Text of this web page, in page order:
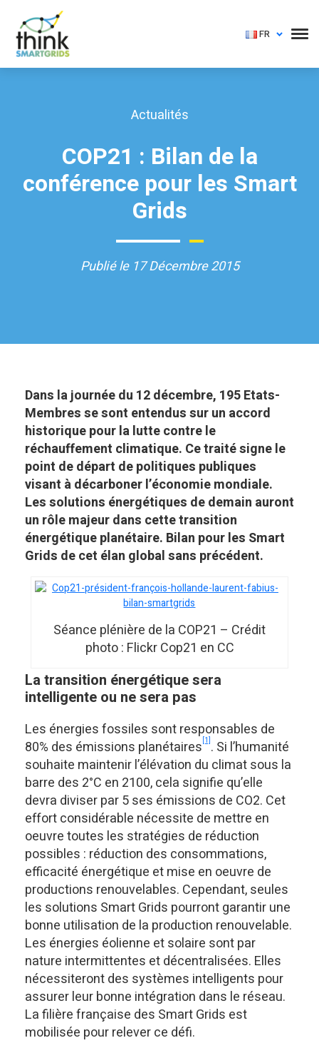
FR
Actualités
COP21 : Bilan de la
conférence pour les Smart
Grids
Publié le 17 Décembre 2015
Dans la journée du 12 décembre, 195 Etats-
Membres se sont entendus sur un accord
historique pour la lutte contre le
réchauffement climatique. Ce traité signe le
point de départ de politiques publiques
visant à décarboner l’économie mondiale.
Les solutions énergétiques de demain auront
un rôle majeur dans cette transition
énergétique planétaire. Bilan pour les Smart
Grids de cet élan global sans précédent.
Séance plénière de la COP21 – Crédit
photo : Flickr Cop21 en CC
La transition énergétique sera
intelligente ou ne sera pas
Les énergies fossiles sont responsables de
80% des émissions planétaires [1] . Si l’humanité
souhaite maintenir l’élévation du climat sous la
barre des 2°C en 2100, cela signifie qu’elle
devra diviser par 5 ses émissions de CO2. Cet
effort considérable nécessite de mettre en
oeuvre toutes les stratégies de réduction
possibles : réduction des consommations,
efficacité énergétique et mise en oeuvre de
productions renouvelables. Cependant, seules
les solutions Smart Grids pourront garantir une
bonne utilisation de la production renouvelable.
Les énergies éolienne et solaire sont par
nature intermittentes et décentralisées. Elles
nécessiteront des systèmes intelligents pour
assurer leur bonne intégration dans le réseau.
La filière française des Smart Grids est
mobilisée pour relever ce défi.